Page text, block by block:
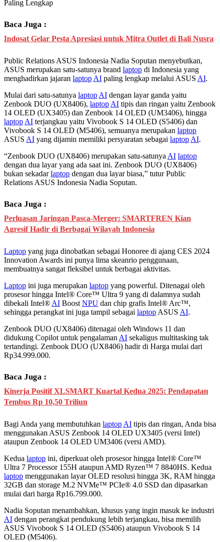
Paling Lengkap
Baca Juga :
Indosat Gelar Pesta Apresiasi untuk Mitra Outlet di Bali Nusra
Public Relations ASUS Indonesia Nadia Soputan menyebutkan,
ASUS merupakan satu-satunya brand laptop di Indonesia yang
menghadirkan jajaran laptopAI paling lengkap melalui ASUS AI.
Mulai dari satu-satunya laptopAI dengan layar ganda yaitu
Zenbook DUO (UX8406), laptopAI tipis dan ringan yaitu Zenbook
14 OLED (UX3405) dan Zenbook 14 OLED (UM3406), hingga
laptopAI terjangkau yaitu Vivobook S 14 OLED (S5406) dan
Vivobook S 14 OLED (M5406), semuanya merupakan laptop
ASUS AI yang dijamin memiliki persyaratan sebagai laptopAI.
“Zenbook DUO (UX8406) merupakan satu-satunyaAI laptop
dengan dua layar yang ada saat ini. Zenbook DUO (UX8406)
bukan sekadarlaptop dengan dua layar biasa,” tutur Public
Relations ASUS Indonesia Nadia Soputan.
Baca Juga :
Perluasan Jaringan Pasca-Merger: SMARTFREN Kian
Agresif Hadir di Berbagai Wilayah Indonesia
Laptop yang juga dinobatkan sebagai Honoree di ajang CES 2024
Innovation Awards ini punya lima skeanrio penggunaan,
membuatnya sangat fleksibel untuk berbagai aktivitas.
Laptop ini juga merupakan laptop yang powerful. Ditenagai oleh
prosesor hingga Intel® Core™ Ultra 9 yang di dalamnya sudah
dibekali Intel®AI BoostNPU dan chip grafis Intel® Arc™,
sehingga perangkat ini juga tampil sebagai laptopASUS AI.
Zenbook DUO (UX8406) ditenagai oleh Windows 11 dan
didukung Copilot untuk pengalamanAI sekaligus multitasking tak
tertandingi. Zenbook DUO (UX8406) hadir di Harga mulai dari
Rp34.999.000.
Baca Juga :
Kinerja Positif XLSMART Kuartal Kedua 2025: Pendapatan
Tembus Rp 10,50 Triliun
Bagi Anda yang membutuhkan laptopAI tipis dan ringan, Anda bisa
menggunakan ASUS Zenbook 14 OLED UX3405 (versi Intel)
ataupun Zenbook 14 OLED UM3406 (versi AMD).
Kedua laptop ini, diperkuat oleh prosesor hingga Intel® Core™
Ultra 7 Processor 155H ataupun AMD Ryzen™ 7 8840HS. Kedua
laptop menggunakan layar OLED resolusi hingga 3K, RAM hingga
32GB dan storage M.2 NVMe™ PCIe® 4.0 SSD dan dipasarkan
mulai dari harga Rp16.799.000.
Nadia Soputan menambahkan, khusus yang ingin masuk ke industri
AI dengan perangkat pendukung lebih terjangkau, bisa memilih
ASUS Vivobook S 14 OLED (S5406) ataupun Vivobook S 14
OLED (M5406).